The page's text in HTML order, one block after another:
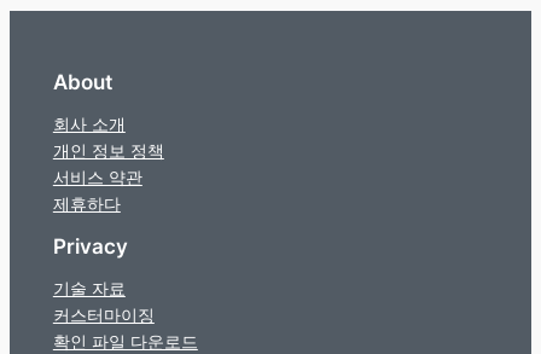
About
회사 소개
개인 정보 정책
서비스 약관
제휴하다
Privacy
기술 자료
커스터마이징
확인 파일 다운로드